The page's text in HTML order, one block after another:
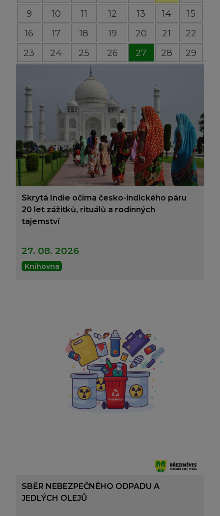
9
10 11 12 13 14
15
16
17 18 19 20 21
22
23
24 25 26 27 28
29
Skrytá Indie očima česko-indického páru
20 let zážitků, rituálů a rodinných
tajemství
27. 08. 2026
Knihovna
SBĚR NEBEZPEČNÉHO ODPADU A
JEDLÝCH OLEJŮ